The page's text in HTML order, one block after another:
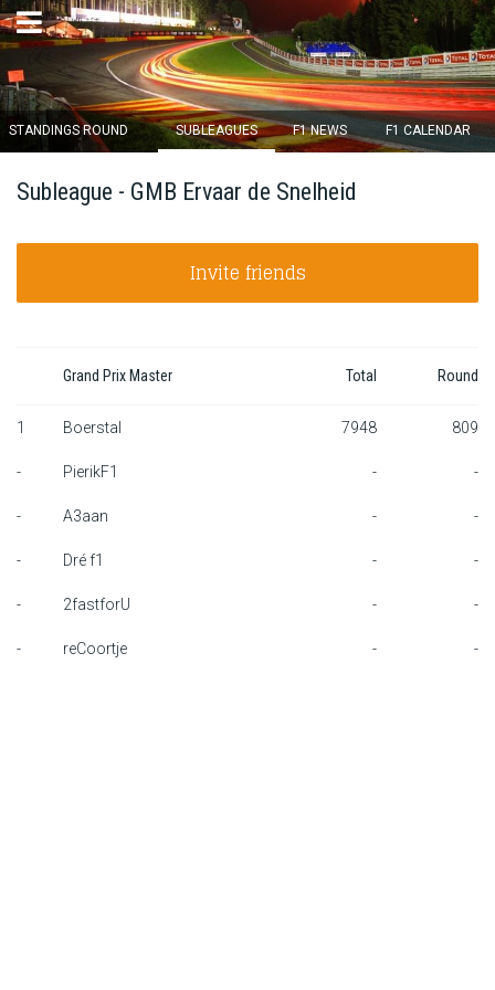
×
13d :
Login
Standings
Standings round
STANDINGS ROUND SUBLEAGUES F1 NEWS F1 CALENDAR
Subleague - GMB Ervaar de Snelheid
Invite friends
Grand Prix Master Total Round
1 Boerstal 7948 809
- PierikF1 - -
- A3aan - -
- Dré f1 - -
- 2fastforU - -
- reCoortje - -